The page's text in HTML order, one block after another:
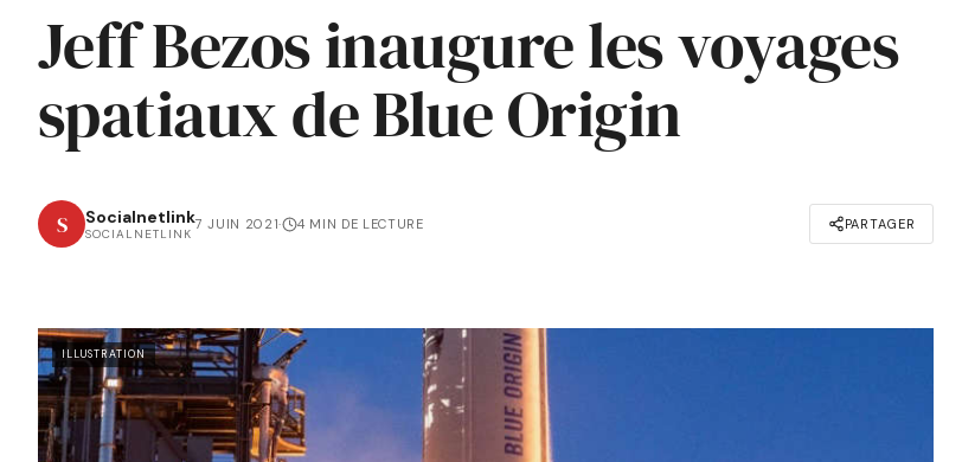
Jeff Bezos inaugure les voyages
spatiaux de Blue Origin
S Socialnetlink
SOCIALNETLINK
7 JUIN 2021· 4 MIN DE LECTURE PARTAGER
ILLUSTRATION